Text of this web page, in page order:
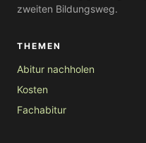
zweiten Bildungsweg.
THEMEN
Abitur nachholen
Kosten
Fachabitur